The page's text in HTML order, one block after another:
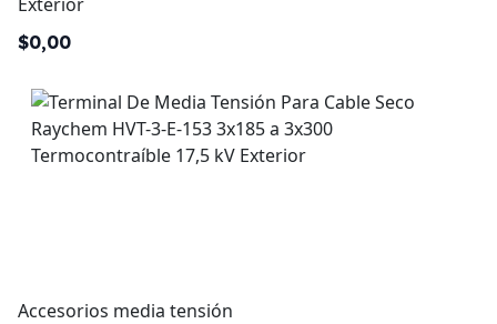
$0,00
Accesorios media tensión